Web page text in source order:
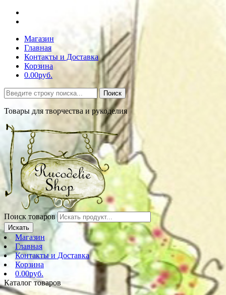
Магазин
Главная
Контакты и Доставка
Корзина
0.00руб.
Поиск
Товары для творчества и рукоделия
Поиск товаров
Искать
Магазин
Главная
Контакты и Доставка
Корзина
0.00руб.
Каталог товаров